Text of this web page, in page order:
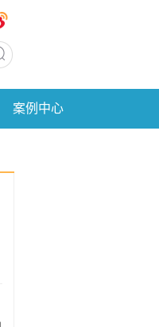
案例中心